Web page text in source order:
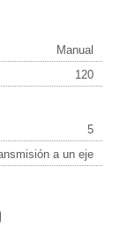
Manual
120
5
a un eje